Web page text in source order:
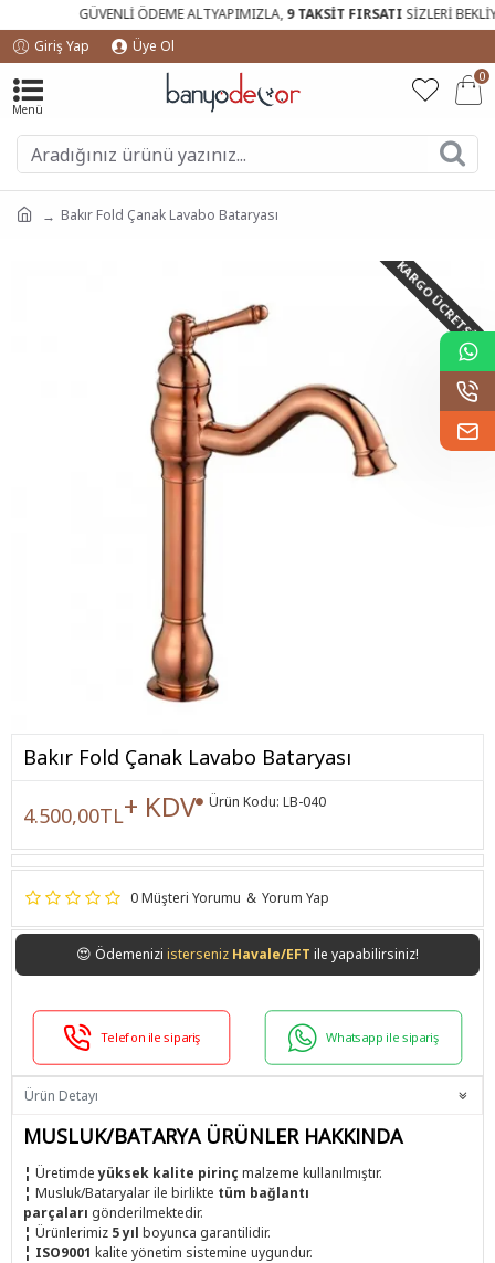
GÜVENLİ ÖDEME ALTYAPIMIZLA,9 TAKSİT FIRSATISİZLERİ
Giriş Yap
Üye Ol
0
Bakır Fold Çanak Lavabo Bataryası
KARGO ÜCRETSIZ!
Bakır Fold Çanak Lavabo Bataryası
0 Müşteri Yorumu & Yorum Yap
4.500,00TL+ KDV Ürün Kodu: LB-040
😍 Ödemenizi istersenizHavale/EFT ile yapabilirsiniz!
Telefon ile sipariş Whatsapp ile sipariş
Ürün Detayı
MUSLUK/BATARYA ÜRÜNLER HAKKINDA
¦ Üretimdeyüksek kalite pirinç malzeme kullanılmıştır.
¦ Musluk/Bataryalar ile birlikte tüm bağlantı
parçaları gönderilmektedir.
¦ Ürünlerimiz 5 yıl boyunca garantilidir.
¦ ISO9001 kalite yönetim sistemine uygundur.